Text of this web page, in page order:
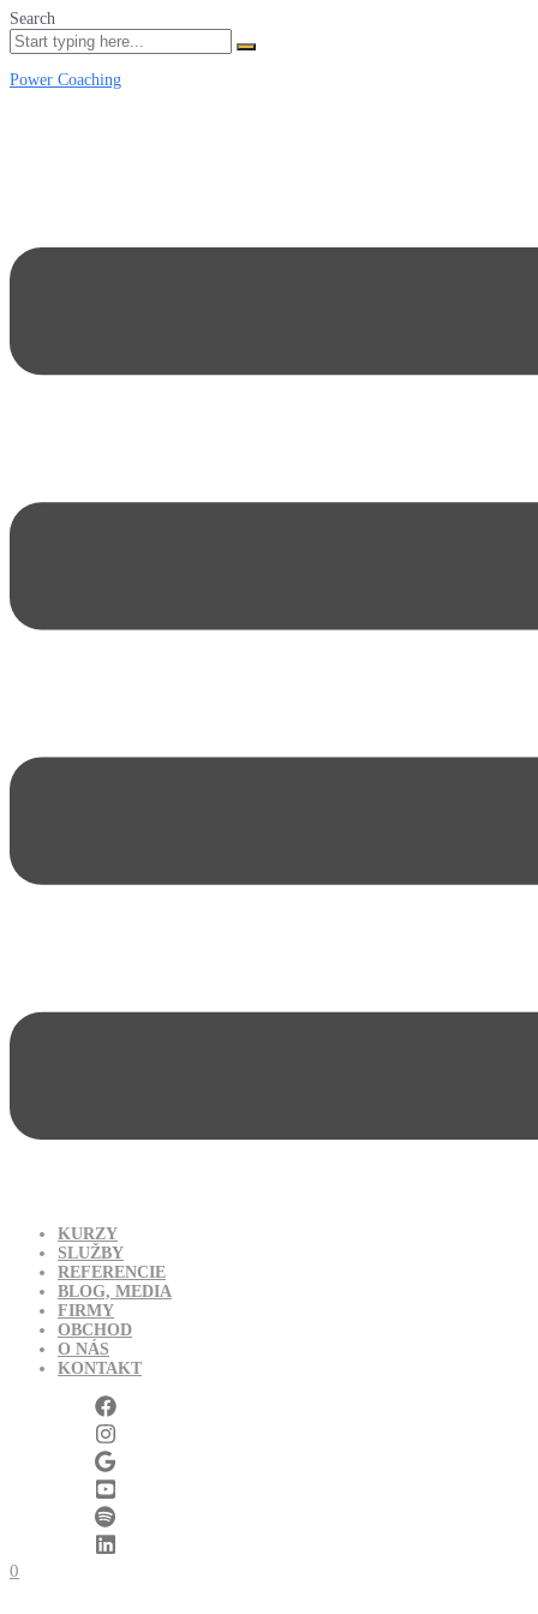
Search
Power Coaching
KURZY
SLUŽBY
REFERENCIE
BLOG, MEDIA
FIRMY
OBCHOD
O NÁS
KONTAKT
0